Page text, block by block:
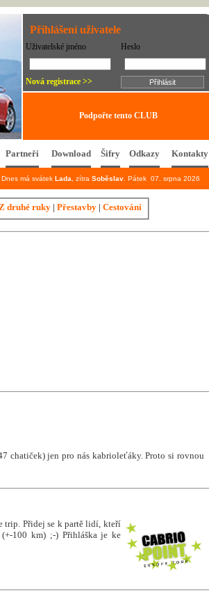
Přihlášení uživatele
Uživatelské jméno Heslo
Nová registrace >>
Podpořte tento CLUB
Partneři Download Šifry Odkazy Kontakty
Dnes má svátek Lada , zítra Soběslav . Pátek 07. srpna 2026
druhé ruky | Přestavby | Cestování
chatiček) jen pro nás kabrioleťáky. Proto si rovnou
trip. Přidej se k partě lidí, kteří
100 km) ;-) Přihláška je ke